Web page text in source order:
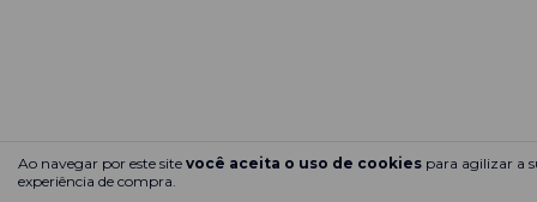
Ao navegar por este site você aceita o uso de cookies para agilizar a
experiência de compra.